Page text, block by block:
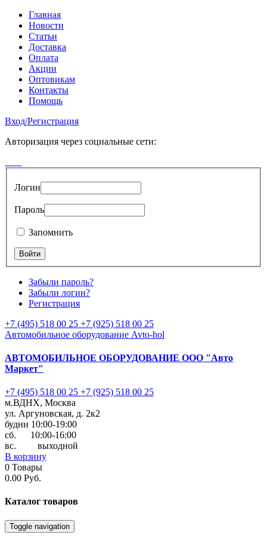
Главная
Новости
Статьи
Доставка
Оплата
Акции
Оптовикам
Контакты
Помощь
Вход/Регистрация
Авторизация через социальные сети:
Логин
Пароль
Запомнить
Забыли пароль?
Забыли логин?
Регистрация
+7 (495) 518 00 25 +7 (925) 518 00 25
Автомобильное оборудование Avto-hol
АВТОМОБИЛЬНОЕ ОБОРУДОВАНИЕ ООО "Авто
Маркет"
+7 (495) 518 00 25 +7 (925) 518 00 25
м.ВДНХ, Москва
ул. Аргуновская, д. 2к2
будни 10:00-19:00
cб. 10:00-16:00
вс. выходной
В корзину
0 Товары
0.00 Руб.
Каталог товаров
Toggle navigation